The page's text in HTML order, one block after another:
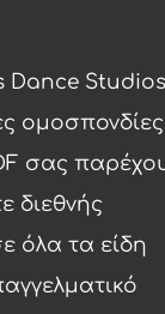
Dance
ομοσπονδίες
σας
διεθνής
όλα τα είδη